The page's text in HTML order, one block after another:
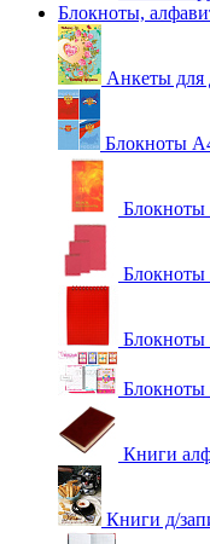
Блокноты,
Анкеты для
Блокноты
Блокноты
Книги
Книги д/